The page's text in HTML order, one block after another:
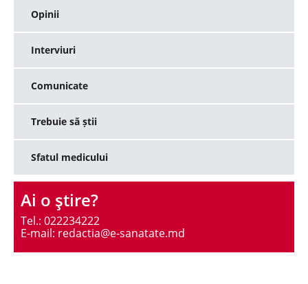
Opinii
Interviuri
Comunicate
Trebuie să știi
Sfatul medicului
Ai o ştire?
Tel.: 022234222
E-mail: redactia@e-sanatate.md